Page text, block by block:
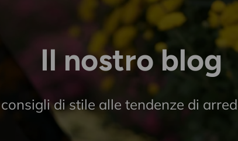
Il nostro blog
di stile alle tendenze di